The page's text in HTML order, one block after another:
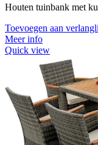
Houten tuinbank met
Toevoegen aan
Meer info
Quick view